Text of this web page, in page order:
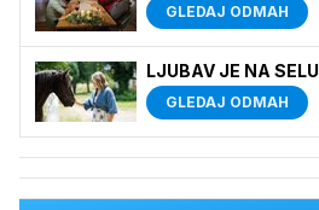
GLEDAJ ODMAH
LJUBAV JE NA SELU
GLEDAJ ODMAH